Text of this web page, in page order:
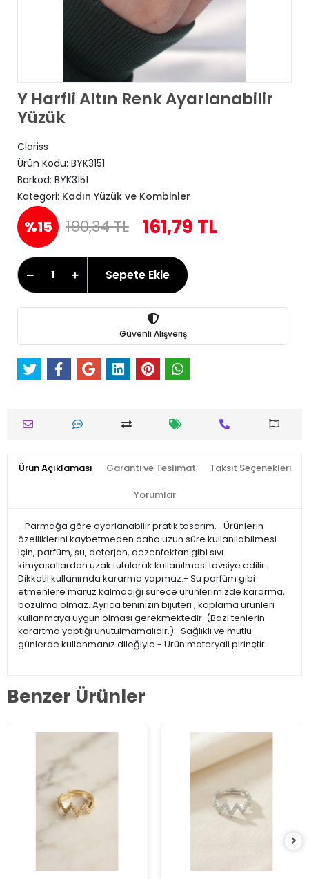
Y Harfli Altın Renk Ayarlanabilir
Yüzük
Clariss
Ürün Kodu: BYK3151
Barkod: BYK3151
Kategori: Kadın Yüzük ve Kombinler
%15 190,34 TL 161,79 TL
Sepete Ekle
Güvenli Alışveriş
Ürün Açıklaması Garanti ve Teslimat Taksit Seçenekleri
Yorumlar
- Parmağa göre ayarlanabilir pratik tasarım.- Ürünlerin
özelliklerini kaybetmeden daha uzun süre kullanılabilmesi
için, parfüm, su, deterjan, dezenfektan gibi sıvı
kimyasallardan uzak tutularak kullanılması tavsiye edilir.
Dikkatli kullanımda kararma yapmaz.- Su parfüm gibi
etmenlere maruz kalmadığı sürece ürünlerimizde kararma,
bozulma olmaz. Ayrıca teninizin bijuteri , kaplama ürünleri
kullanmaya uygun olması gerekmektedir. (Bazı tenlerin
karartma yaptığı unutulmamalıdır.)- Sağlıklı ve mutlu
günlerde kullanmanız dileğiyle - Ürün materyali pirinçtir.
Benzer Ürünler